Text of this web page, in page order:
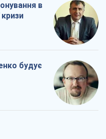
в
будує